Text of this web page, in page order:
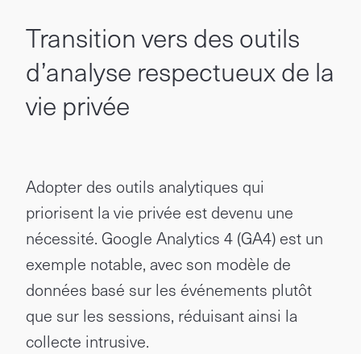
Transition vers des outils
d’analyse respectueux de la
vie privée
Adopter des outils analytiques qui
priorisent la vie privée est devenu une
nécessité. Google Analytics 4 (GA4) est un
exemple notable, avec son modèle de
données basé sur les événements plutôt
que sur les sessions, réduisant ainsi la
collecte intrusive.